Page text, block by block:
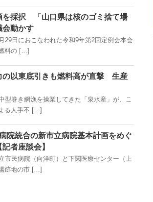
を採択 「山口県は核のゴミ捨て場
動かす
日におこなわれた令和9年第2回定例会本会
料の […]
以東底引きも燃料高が直撃 生産
巻き網漁を操業してきた「泉水産」が、こ
る人手不 […]
統合の新市立病院基本計画をめぐ
者座談会】
民病院（向洋町）と下関医療センター（上
跡地の市 […]